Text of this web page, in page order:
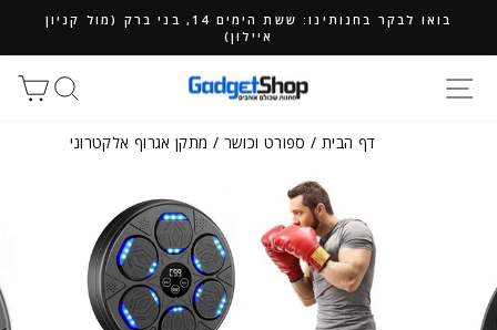
בואו לבקר בחנותינו: ששת הימים 14, בני ברק (מול קניון
איילון)
חיפוש
דף הבית / ספורט וכושר / מתקן אגרוף אלקטרוני